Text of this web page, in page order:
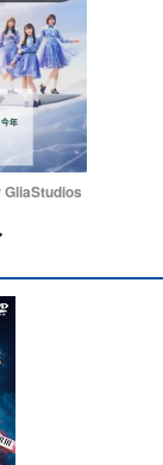
t
e
GliaStudios